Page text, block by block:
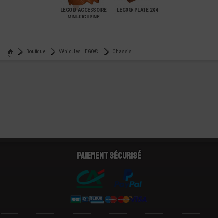
LEGO® ACCESSOIRE
MINI-FIGURINE
LEGO® PLATE 2X4
Boutique
Véhicules LEGO®
Chassis
Lego® chassis véhicule 4x8x1x1/3
Paiement sécurisé